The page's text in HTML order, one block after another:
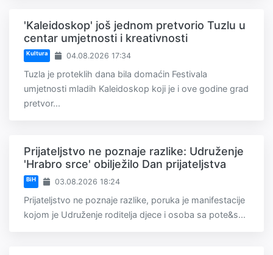
'Kaleidoskop' još jednom pretvorio Tuzlu u
centar umjetnosti i kreativnosti
Kultura 04.08.2026 17:34
Tuzla je proteklih dana bila domaćin Festivala
umjetnosti mladih Kaleidoskop koji je i ove godine grad
pretvor...
Prijateljstvo ne poznaje razlike: Udruženje
'Hrabro srce' obilježilo Dan prijateljstva
BiH 03.08.2026 18:24
Prijateljstvo ne poznaje razlike, poruka je manifestacije
kojom je Udruženje roditelja djece i osoba sa pote&s...